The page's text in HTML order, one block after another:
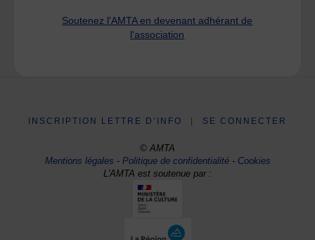
Soutenez l'AMTA en devenant adhérant de
l'association
INSCRIPTION LETTRE D’INFO SE CONNECTER
© AMTA
Mentions légales -Politique de confidentialité- Cookies
L'AMTA est soutenue par :